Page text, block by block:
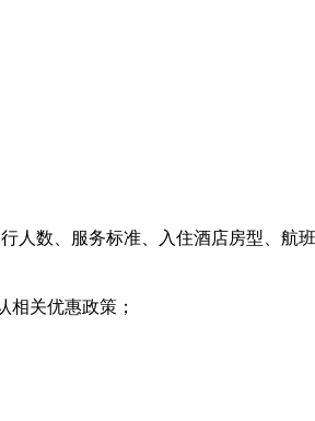
人数、服务标准、入住酒店房型、航
相关优惠政策；